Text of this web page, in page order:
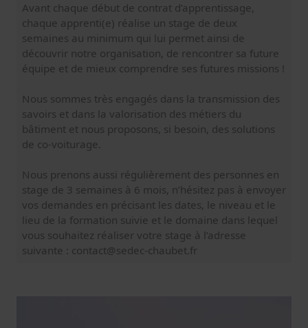
Avant chaque début de contrat d’apprentissage,
chaque apprenti(e) réalise un stage de deux
semaines au minimum qui lui permet ainsi de
découvrir notre organisation, de rencontrer sa future
équipe et de mieux comprendre ses futures missions !
Nous sommes très engagés dans la transmission des
savoirs et dans la valorisation des métiers du
bâtiment et nous proposons, si besoin, des solutions
de co-voiturage.
Nous prenons aussi régulièrement des personnes en
stage de 3 semaines à 6 mois, n’hésitez pas à envoyer
vos demandes en précisant les dates, le niveau et le
lieu de la formation suivie et le domaine dans lequel
vous souhaitez réaliser votre stage à l’adresse
suivante : contact@sedec-chaubet.fr